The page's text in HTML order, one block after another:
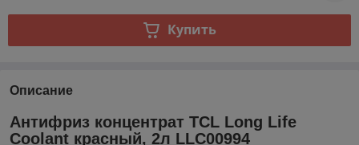
Купить
Описание
Антифриз концентрат TCL Long Life
Coolant красный, 2л LLC00994